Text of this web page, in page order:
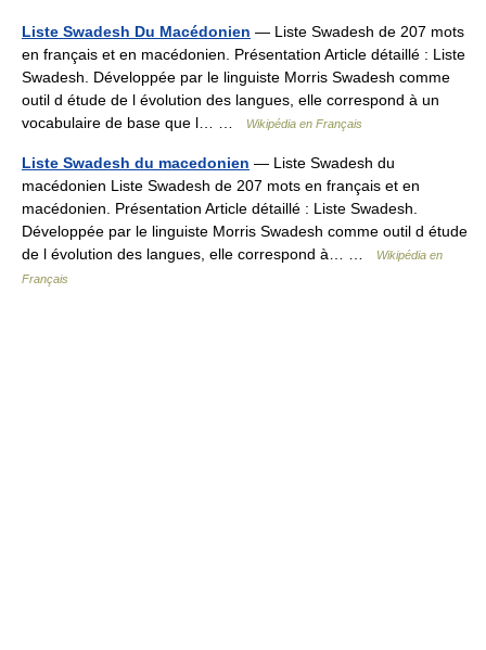
Liste Swadesh Du Macédonien — Liste Swadesh de 207 mots
en français et en macédonien. Présentation Article détaillé : Liste
Swadesh. Développée par le linguiste Morris Swadesh comme
outil d étude de l évolution des langues, elle correspond à un
vocabulaire de base que l… …
Wikipédia en Français
Liste Swadesh du macedonien — Liste Swadesh du
macédonien Liste Swadesh de 207 mots en français et en
macédonien. Présentation Article détaillé : Liste Swadesh.
Développée par le linguiste Morris Swadesh comme outil d étude
de l évolution des langues, elle correspond à… …
Wikipédia en
Français